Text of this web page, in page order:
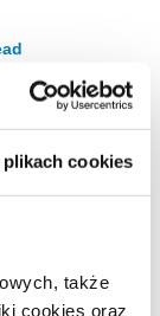
plikach cookies
także
cookies oraz
Sortuj